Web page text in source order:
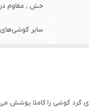
خش , مقاوم در
سایر گوشی‌های
مشکی
گرد گوشی را کاملا پوشش